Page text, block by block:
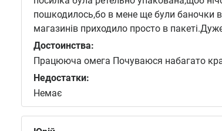
пошкодилось,бо в мене ще були баночки
магазинів приходило просто в
Достоинства:
Працююча омега Почуваюся набагато
Недостатки:
Немає